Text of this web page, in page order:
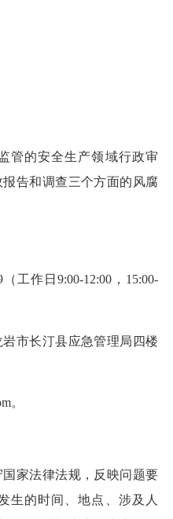
的安全生产领域行政审
告和调查三个方面的风腐
作日9:00-12:00，15:00-
市长汀县应急管理局四楼
。
家法律法规，反映问题要
生的时间、地点、涉及人